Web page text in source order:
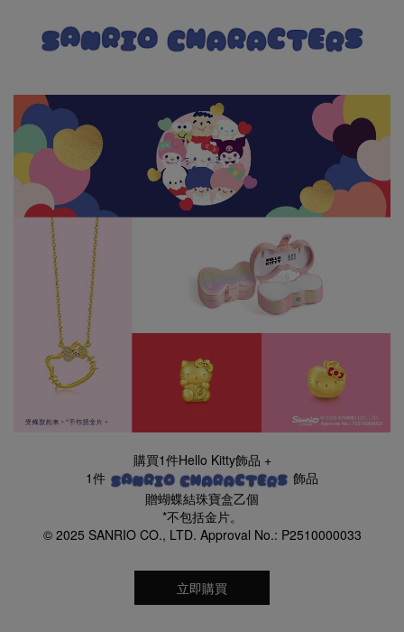
購買1件Hello Kitty飾品 +
1件
飾品
贈蝴蝶結珠寶盒乙個
*不包括金片。
© 2025 SANRIO CO., LTD. Approval No.: P2510000033
立即購買